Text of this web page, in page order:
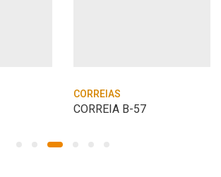
CORREIAS
CORREIA B-57